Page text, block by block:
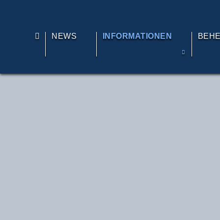
NEWS INFORMATIONEN